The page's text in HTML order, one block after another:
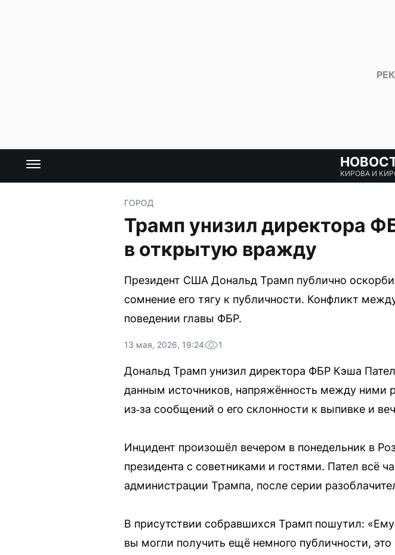
КИРОВА И
ГОРОД
Трамп унизил директора
в открытую вражду
Президент США Дональд Трамп публично
сомнение его тягу к публичности. Конфликт
поведении главы ФБР.
13 мая, 2026, 19:24 1
Дональд Трамп унизил директора ФБР Кэша
данным источников, напряжённость между ними
из‑за сообщений о его склонности к выпивке и
Инцидент произошёл вечером в понедельник в
президента с советниками и гостями. Пател всё
администрации Трампа, после серии
В присутствии собравшихся Трамп пошутил:
вы могли получить ещё немного публичности,